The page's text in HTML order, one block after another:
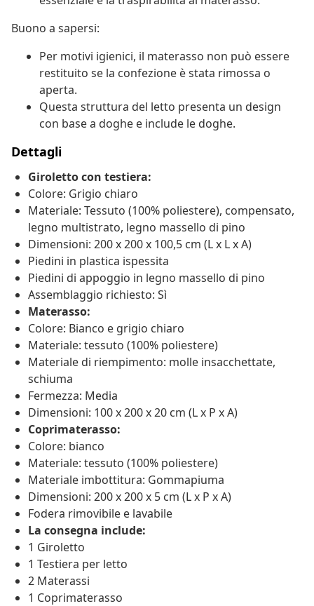
Buono a sapersi:
Per motivi igienici, il materasso non può essere
restituito se la confezione è stata rimossa o
aperta.
Questa struttura del letto presenta un design
con base a doghe e include le doghe.
Dettagli
Giroletto con testiera:
Colore: Grigio chiaro
Materiale: Tessuto (100% poliestere), compensato,
legno multistrato, legno massello di pino
Dimensioni: 200 x 200 x 100,5 cm (L x L x A)
Piedini in plastica ispessita
Piedini di appoggio in legno massello di pino
Assemblaggio richiesto: Sì
Materasso:
Colore: Bianco e grigio chiaro
Materiale: tessuto (100% poliestere)
Materiale di riempimento: molle insacchettate,
schiuma
Fermezza: Media
Dimensioni: 100 x 200 x 20 cm (L x P x A)
Coprimaterasso:
Colore: bianco
Materiale: tessuto (100% poliestere)
Materiale imbottitura: Gommapiuma
Dimensioni: 200 x 200 x 5 cm (L x P x A)
Fodera rimovibile e lavabile
La consegna include:
1 Giroletto
1 Testiera per letto
2 Materassi
1 Coprimaterasso